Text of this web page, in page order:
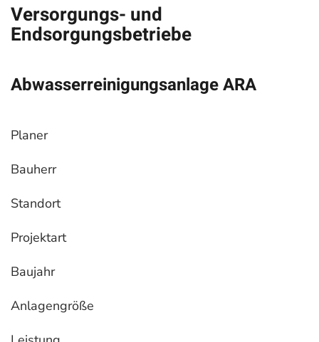
Versorgungs- und
Endsorgungsbetriebe
Abwasserreinigungsanlage ARA
Planer
Bauherr
Standort
Projektart
Baujahr
Anlagengröße